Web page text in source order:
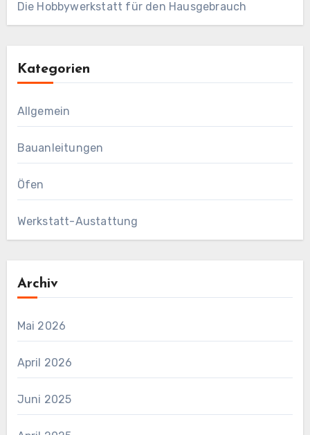
Die Hobbywerkstatt für den Hausgebrauch
Kategorien
Allgemein
Bauanleitungen
Öfen
Werkstatt-Austattung
Archiv
Mai 2026
April 2026
Juni 2025